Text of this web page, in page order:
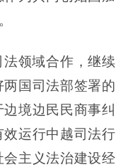
领域合作，继续
国司法部签署的
境边民民商事纠
运行中越司法行
主义法治建设经